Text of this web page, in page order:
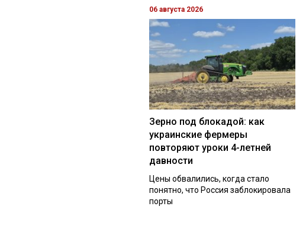
06 августа 2026
Зерно под блокадой: как
украинские фермеры
повторяют уроки 4-летней
давности
Цены обвалились, когда стало
понятно, что Россия заблокировала
порты